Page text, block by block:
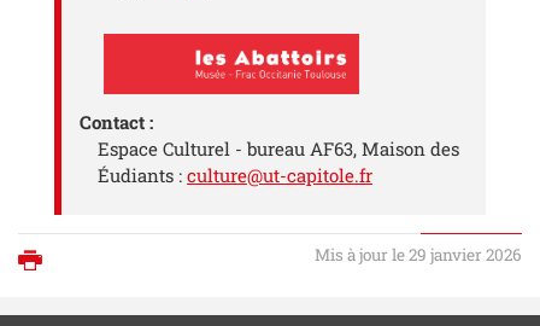
Contact :
Espace Culturel - bureau AF63, Maison des
Éudiants : culture@ut-capitole.fr
Mis à jour le 29 janvier 2026